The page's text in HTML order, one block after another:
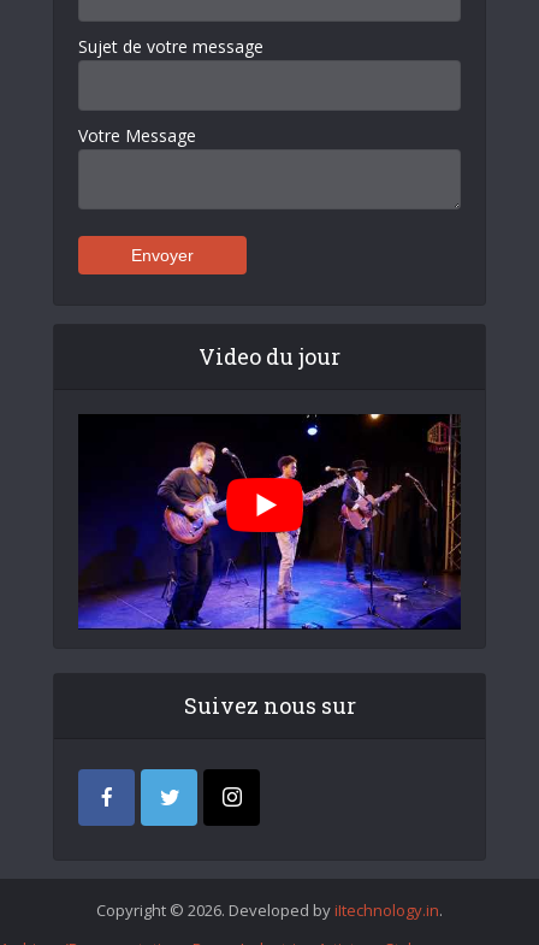
Sujet de votre message
Votre Message
Video du jour
Suivez nous sur
Copyright © 2026. Developed by iItechnology.in.